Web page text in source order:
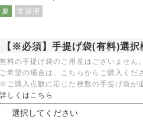
夏 常温便
【※必須】手提げ袋(有料)選択
無料の手提げ袋のご用意はございません。
ご希望の場合は、こちらからご購入くだ
※ご購入点数に応じた枚数の手提げ袋が
詳しくはこちら